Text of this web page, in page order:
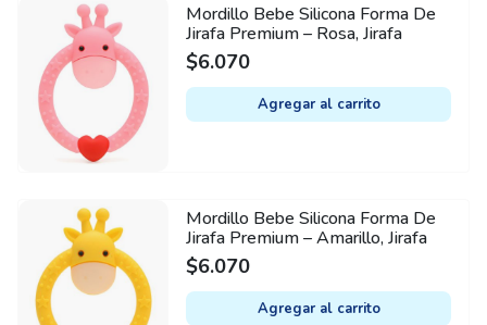
Mordillo Bebe Silicona Forma De
Jirafa Premium – Rosa, Jirafa
$6.070
Agregar al carrito
Mordillo Bebe Silicona Forma De
Jirafa Premium – Amarillo, Jirafa
$6.070
Agregar al carrito